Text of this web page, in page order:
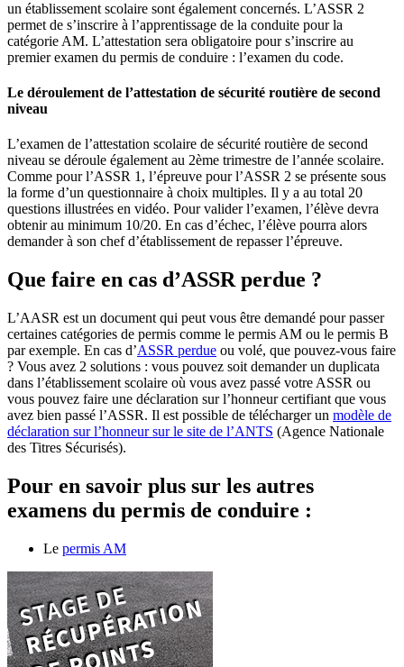
un établissement scolaire sont également concernés. L’ASSR 2
permet de s’inscrire à l’apprentissage de la conduite pour la
catégorie AM. L’attestation sera obligatoire pour s’inscrire au
premier examen du permis de conduire : l’examen du code.
Le déroulement de l’attestation de sécurité routière de second
niveau
L’examen de l’attestation scolaire de sécurité routière de second
niveau se déroule également au 2ème trimestre de l’année scolaire.
Comme pour l’ASSR 1, l’épreuve pour l’ASSR 2 se présente sous
la forme d’un questionnaire à choix multiples. Il y a au total 20
questions illustrées en vidéo. Pour valider l’examen, l’élève devra
obtenir au minimum 10/20. En cas d’échec, l’élève pourra alors
demander à son chef d’établissement de repasser l’épreuve.
Que faire en cas d’ASSR perdue ?
L’AASR est un document qui peut vous être demandé pour passer
certaines catégories de permis comme le permis AM ou le permis B
par exemple. En cas d’ASSR perdue ou volé, que pouvez-vous faire
? Vous avez 2 solutions : vous pouvez soit demander un duplicata
dans l’établissement scolaire où vous avez passé votre ASSR ou
vous pouvez faire une déclaration sur l’honneur certifiant que vous
avez bien passé l’ASSR. Il est possible de télécharger un modèle de
déclaration sur l’honneur sur le site de l’ANTS (Agence Nationale
des Titres Sécurisés).
Pour en savoir plus sur les autres
examens du permis de conduire :
Le permis AM